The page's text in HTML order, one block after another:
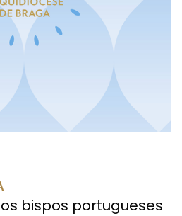
bispos portugueses